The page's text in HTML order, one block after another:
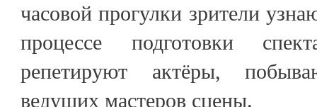
часовой прогулки зрители
процессе подготовки
репетируют актёры,
ведущих мастеров сцены.